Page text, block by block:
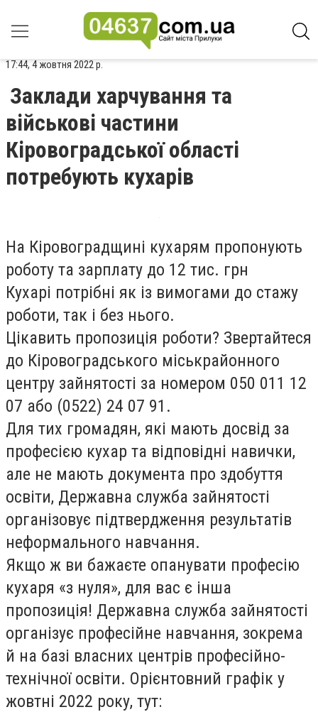
17:44, 4 жовтня 2022 р.
Заклади харчування та
військові частини
Кіровоградської області
потребують кухарів
На Кіровоградщині кухарям пропонують
роботу та зарплату до 12 тис. грн
Кухарі потрібні як із вимогами до стажу
роботи, так і без нього.
Цікавить пропозиція роботи? Звертайтеся
до Кіровоградського міськрайонного
центру зайнятості за номером 050 011 12
07 або (0522) 24 07 91.
Для тих громадян, які мають досвід за
професією кухар та відповідні навички,
але не мають документа про здобуття
освіти, Державна служба зайнятості
організовує підтвердження результатів
неформального навчання.
Якщо ж ви бажаєте опанувати професію
кухаря «з нуля», для вас є інша
пропозиція! Державна служба зайнятості
організує професійне навчання, зокрема
й на базі власних центрів професійно-
технічної освіти. Орієнтовний графік у
жовтні 2022 року, тут: